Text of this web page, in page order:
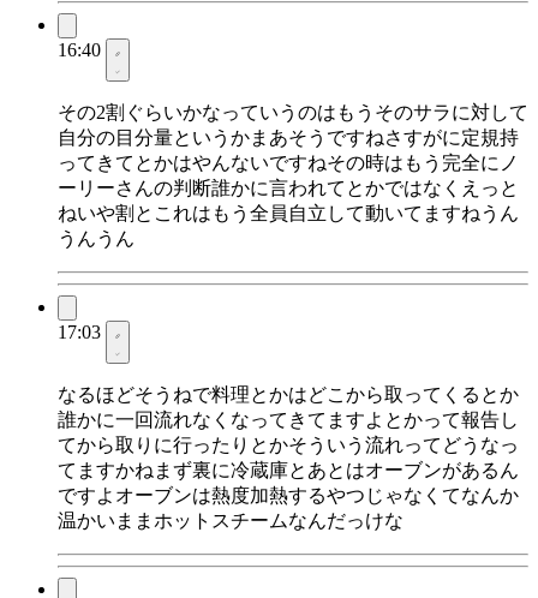
16:40
その2割ぐらいかなっていうのはもうそのサラに対して
自分の目分量というかまあそうですねさすがに定規持
ってきてとかはやんないですねその時はもう完全にノ
ーリーさんの判断誰かに言われてとかではなくえっと
ねいや割とこれはもう全員自立して動いてますねうん
うんうん
17:03
なるほどそうねで料理とかはどこから取ってくるとか
誰かに一回流れなくなってきてますよとかって報告し
てから取りに行ったりとかそういう流れってどうなっ
てますかねまず裏に冷蔵庫とあとはオーブンがあるん
ですよオーブンは熱度加熱するやつじゃなくてなんか
温かいままホットスチームなんだっけな